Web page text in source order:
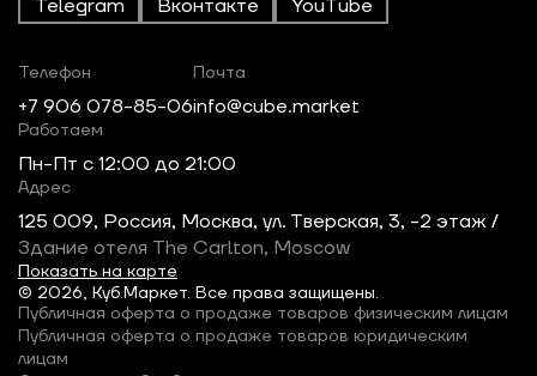
Telegram Вконтакте YouTube
© 2026, Куб.Маркет. Все права защищены.
Телефон
+7 906 078-85-06
Почта
info@cube.market
Работаем
Пн-Пт c 12:00 до 21:00
Адрес
125 009, Россия, Москва, ул. Тверская, 3, -2 этаж /
Здание отеля The Carlton, Moscow
Показать на карте
Публичная оферта о продаже товаров физическим лицам
Публичная оферта о продаже товаров юридическим
лицам